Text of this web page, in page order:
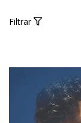
Filtrar